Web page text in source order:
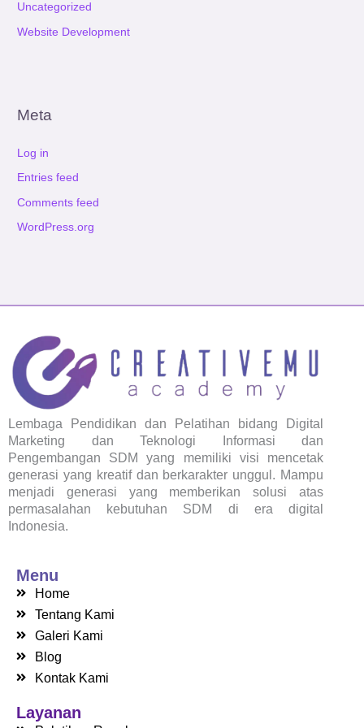
Uncategorized
Website Development
Meta
Log in
Entries feed
Comments feed
WordPress.org
Lembaga Pendidikan dan Pelatihan bidang Digital
Marketing dan Teknologi Informasi dan
Pengembangan SDM yang memiliki visi mencetak
generasi yang kreatif dan berkarakter unggul. Mampu
menjadi generasi yang memberikan solusi atas
permasalahan kebutuhan SDM di era digital
Indonesia.
Menu
Home
Tentang Kami
Galeri Kami
Blog
Kontak Kami
Layanan